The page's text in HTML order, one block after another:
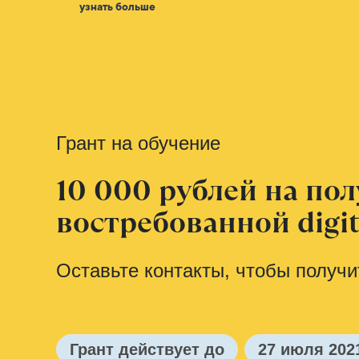
узнать больше
Грант на обучение
10 000 рублей на
востребованной
Оставьте контакты, чтобы
Грант действует до 27 июля